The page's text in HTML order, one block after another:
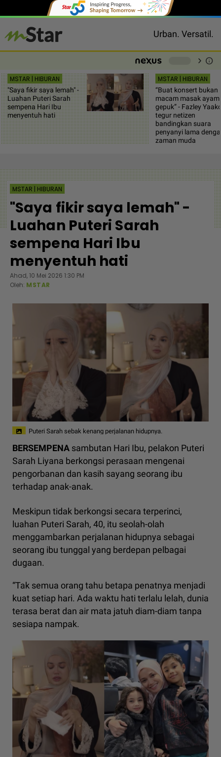
Urban. Versatil.
chevron_right info
MSTAR | HIBURAN
"Saya fikir saya lemah" -
Luahan Puteri Sarah
sempena Hari Ibu
menyentuh hati
MSTAR | HIBURAN
“Buat konsert bukan
macam masak ayam
gepuk” - Fazley
tegur netizen
bandingkan suara
penyanyi lama
zaman muda
MSTAR | HIBURAN
"Saya fikir saya lemah" -
Luahan Puteri Sarah
sempena Hari Ibu
menyentuh hati
Ahad, 10 Mei 2026 1:30 PM
Oleh: MSTAR
Puteri Sarah sebak kenang perjalanan hidupnya.
BERSEMPENA sambutan Hari Ibu, pelakon Puteri
Sarah Liyana berkongsi perasaan mengenai
pengorbanan dan kasih sayang seorang ibu
terhadap anak-anak.
Meskipun tidak berkongsi secara terperinci,
luahan Puteri Sarah, 40, itu seolah-olah
menggambarkan perjalanan hidupnya sebagai
seorang ibu tunggal yang berdepan pelbagai
dugaan.
“Tak semua orang tahu betapa penatnya menjadi
kuat setiap hari. Ada waktu hati terlalu lelah, dunia
terasa berat dan air mata jatuh diam-diam tanpa
sesiapa nampak.